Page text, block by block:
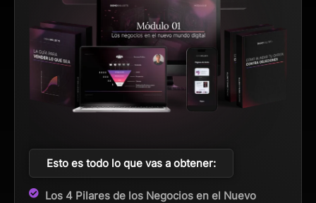
Esto es todo lo que vas a obtener:
Los 4 Pilares de los Negocios en el Nuevo